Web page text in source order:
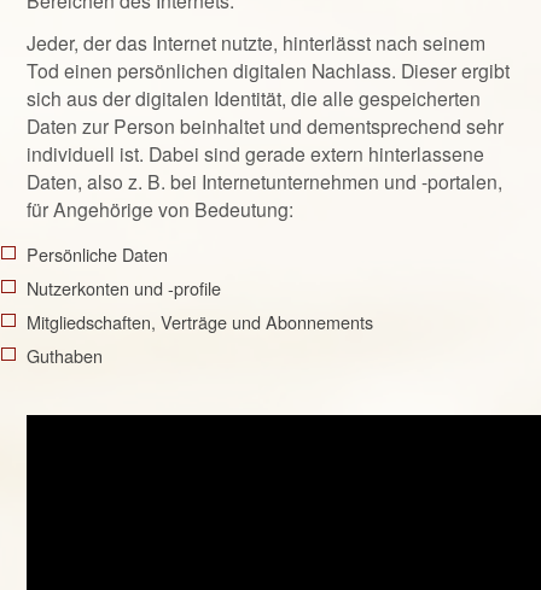
Jeder, der das Internet nutzte, hinterlässt nach seinem
Tod einen persönlichen digitalen Nachlass. Dieser ergibt
sich aus der digitalen Identität, die alle gespeicherten
Daten zur Person beinhaltet und dementsprechend sehr
individuell ist. Dabei sind gerade extern hinterlassene
Daten, also z. B. bei Internetunternehmen und -portalen,
für Angehörige von Bedeutung:
Persönliche Daten
Nutzerkonten und -profile
Mitgliedschaften, Verträge und Abonnements
Guthaben